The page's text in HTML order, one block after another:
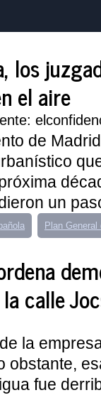
los
el aire
de
un
Plan General
calle
la
obstante,
fue